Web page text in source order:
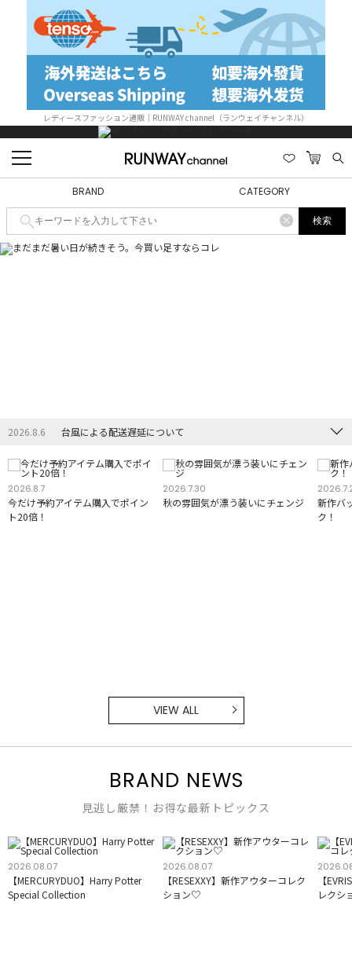
レディースファッション通販｜RUNWAY channel（ランウェイチャンネル）
BRAND CATEGORY
2026.8.6 台風による配送遅延について
2026.8.7
今だけ予約アイテム購入でポイン
ト20倍！
2026.7.30
秋の雰囲気が漂う装いにチェンジ
新作バ
ク！
VIEW ALL
BRAND NEWS
見逃し厳禁！お得な最新トピックス
2026.08.07
【MERCURYDUO】Harry Potter
Special Collection
2026.08.07
【RESEXXY】新作アウターコレク
ション♡
【
レクシ